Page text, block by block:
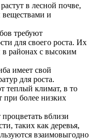
в лесной почве,
веществами и
требуют
для своего роста. Их
районах с высоким
имеет свой
для роста.
теплый климат, в то
при более низких
вблизи
таких как деревья,
взаимовыгодно